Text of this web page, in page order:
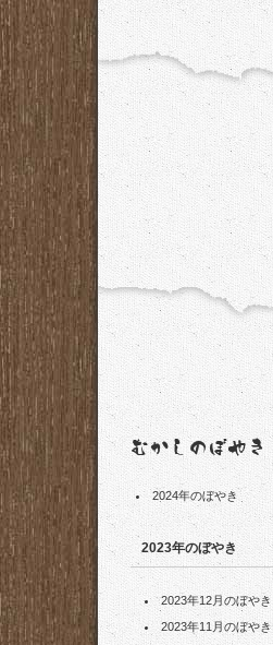
2024年のぼやき
2023年のぼやき
2023年12月のぼやき
2023年11月のぼやき